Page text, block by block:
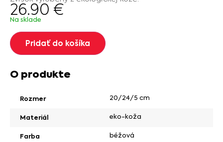
26.90 €
Na sklade
Pridať do košíka
O produkte
Rozmer 20/24/5 cm
Materiál eko-koža
Farba béžová